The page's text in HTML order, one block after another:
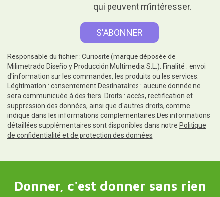
qui peuvent m’intéresser.
Responsable du fichier : Curiosite (marque déposée de
Milimetrado Diseño y Producción Multimedia S.L.). Finalité : envoi
d'information sur les commandes, les produits ou les services.
Légitimation : consentement.Destinataires : aucune donnée ne
sera communiquée à des tiers. Droits : accès, rectification et
suppression des données, ainsi que d'autres droits, comme
indiqué dans les informations complémentaires.Des informations
détaillées supplémentaires sont disponibles dans notre Politique
de confidentialité et de protection des données
Donner, c'est donner sans rien